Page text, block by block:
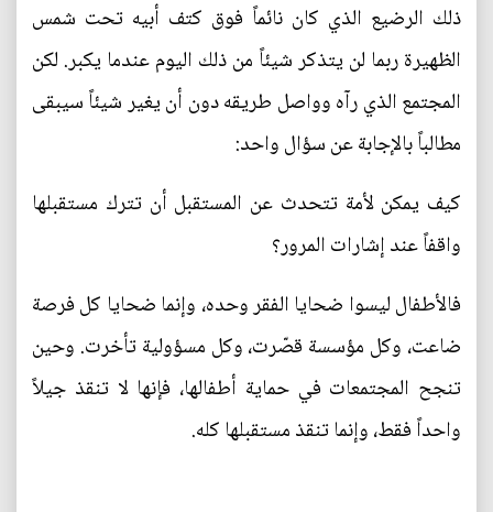
ذلك الرضيع الذي كان نائماً فوق كتف أبيه تحت شمس
الظهيرة ربما لن يتذكر شيئاً من ذلك اليوم عندما يكبر. لكن
المجتمع الذي رآه وواصل طريقه دون أن يغير شيئاً سيبقى
مطالباً بالإجابة عن سؤال واحد:
كيف يمكن لأمة تتحدث عن المستقبل أن تترك مستقبلها
واقفاً عند إشارات المرور؟
فالأطفال ليسوا ضحايا الفقر وحده، وإنما ضحايا كل فرصة
ضاعت، وكل مؤسسة قصّرت، وكل مسؤولية تأخرت. وحين
تنجح المجتمعات في حماية أطفالها، فإنها لا تنقذ جيلاً
واحداً فقط، وإنما تنقذ مستقبلها كله.